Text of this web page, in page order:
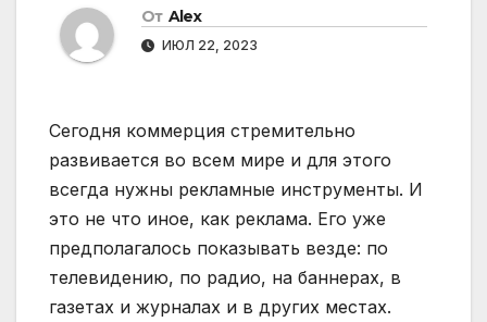
От Alex
ИЮЛ 22, 2023
Сегодня коммерция стремительно
развивается во всем мире и для этого
всегда нужны рекламные инструменты. И
это не что иное, как реклама. Его уже
предполагалось показывать везде: по
телевидению, по радио, на баннерах, в
газетах и ​​журналах и в других местах.